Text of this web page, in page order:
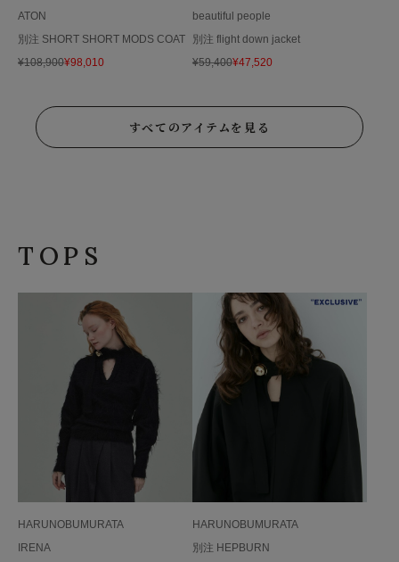
ATON
別注 SHORT SHORT MODS COAT
¥108,900¥98,010
beautiful people
別注 flight down jacket
¥59,400¥47,520
すべてのアイテムを見る
TOPS
HARUNOBUMURATA
IRENA
HARUNOBUMURATA
別注 HEPBURN